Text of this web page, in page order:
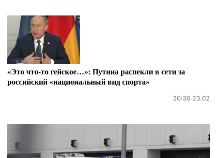
«Это что-то гейское…»: Путина распекли в сети за
российский «национальный вид спорта»
20:36 23.02